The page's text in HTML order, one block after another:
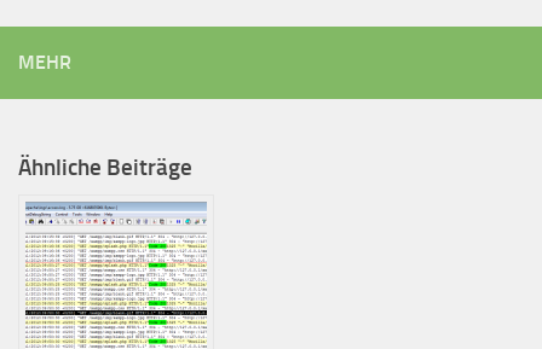
MEHR
Ähnliche Beiträge